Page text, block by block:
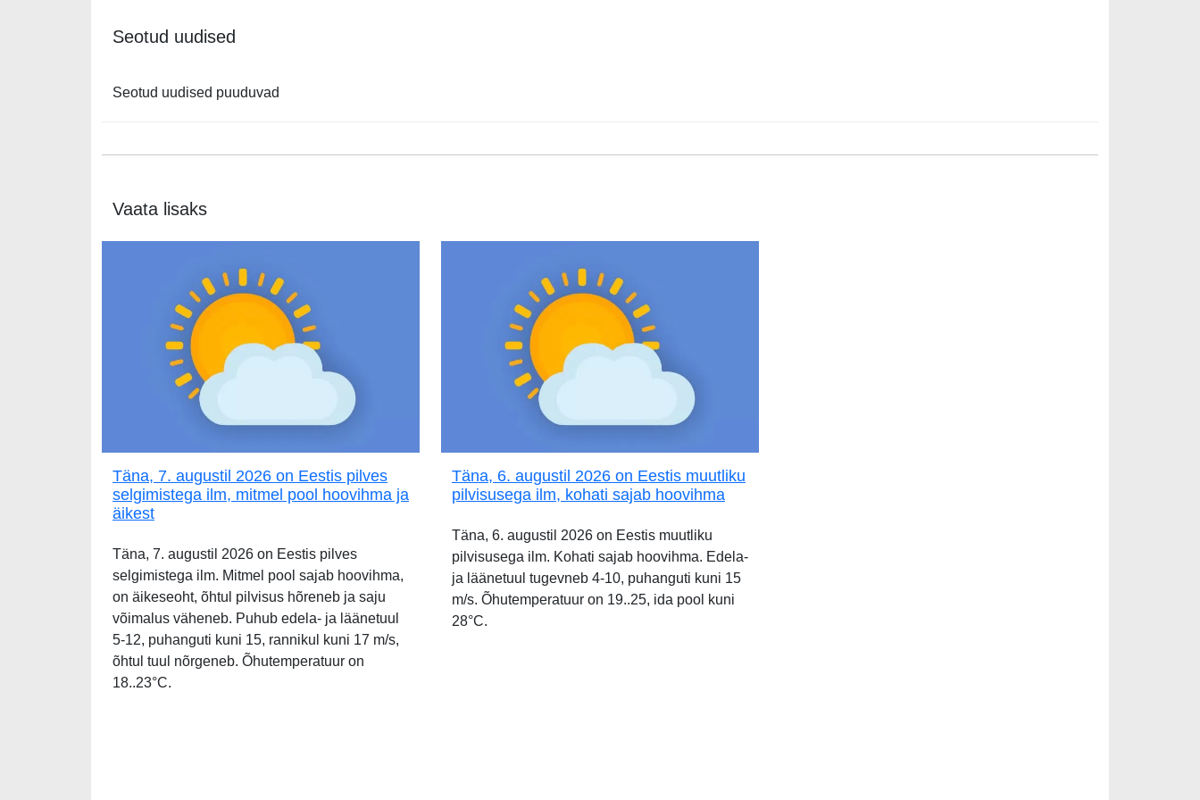
Seotud uudised
Seotud uudised puuduvad
Vaata lisaks
Täna, 7. augustil 2026 on Eestis pilves
selgimistega ilm, mitmel pool hoovihma ja
äikest
Täna, 7. augustil 2026 on Eestis pilves
selgimistega ilm. Mitmel pool sajab hoovihma,
on äikeseoht, õhtul pilvisus hõreneb ja saju
võimalus väheneb. Puhub edela- ja läänetuul
5-12, puhanguti kuni 15, rannikul kuni 17 m/s,
õhtul tuul nõrgeneb. Õhutemperatuur on
18..23°C.
Täna, 6. augustil 2026 on Eestis muutliku
pilvisusega ilm, kohati sajab hoovihma
Täna, 6. augustil 2026 on Eestis muutliku
pilvisusega ilm. Kohati sajab hoovihma. Edela-
ja läänetuul tugevneb 4-10, puhanguti kuni 15
m/s. Õhutemperatuur on 19..25, ida pool kuni
28°C.